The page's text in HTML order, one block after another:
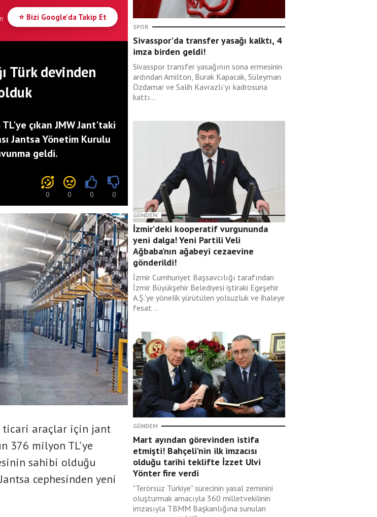
⭐ Bizi Google'da Takip Et
Türk devinden
çıkan JMW Jant'taki
Jantsa Yönetim Kurulu
geldi.
0 0 0 0
ticari araçlar için jant
376 milyon TL’ye
sahibi olduğu
cephesinden yeni
SPOR
Sivasspor'da transfer yasağı kalktı, 4
imza birden geldi!
Sivasspor transfer yasağının sona ermesinin
ardından Amilton, Burak Kapacak, Süleyman
Özdamar ve Salih Kavrazlı’yı kadrosuna
kattı...
GÜNDEM
İzmir’deki kooperatif vurgununda
yeni dalga! Yeni Partili Veli
Ağbaba’nın ağabeyi cezaevine
gönderildi!
İzmir Cumhuriyet Başsavcılığı tarafından
İzmir Büyükşehir Belediyesi iştiraki Egeşehir
A.Ş.'ye yönelik yürütülen yolsuzluk ve ihaleye
fesat ..
GÜNDEM
Mart ayından görevinden istifa
etmişti! Bahçeli’nin ilk imzacısı
olduğu tarihi teklifte İzzet Ulvi
Yönter fire verdi
"Terörsüz Türkiye" sürecinin yasal zeminini
oluşturmak amacıyla 360 milletvekilinin
imzasıyla TBMM Başkanlığına sunulan